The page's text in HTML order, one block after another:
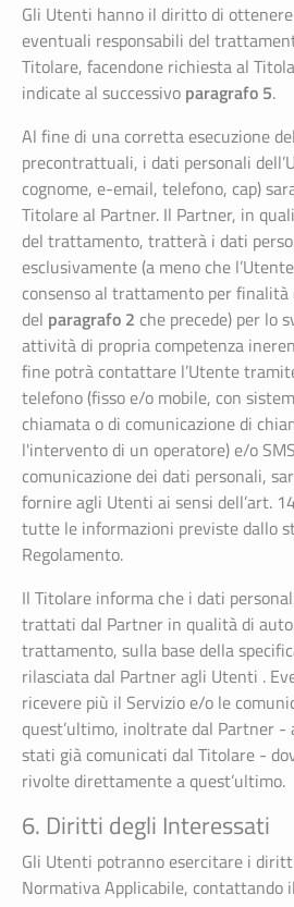
Gli Utenti hanno il diritto di
eventuali responsabili del
Titolare, facendone richiesta al
indicate al successivo paragrafo 5.
Al fine di una corretta esecuzione
precontrattuali, i dati personali
cognome, e-email, telefono, cap)
Titolare al Partner. Il Partner, in
del trattamento, tratterà i dati
esclusivamente (a meno che
consenso al trattamento per
del paragrafo 2 che precede) per lo
attività di propria competenza
fine potrà contattare l’Utente
telefono (fisso e/o mobile, con
chiamata o di comunicazione di
l'intervento di un operatore) e/o
comunicazione dei dati personali,
fornire agli Utenti ai sensi dell’art.
tutte le informazioni previste dallo
Regolamento.
Il Titolare informa che i dati
trattati dal Partner in qualità di
trattamento, sulla base della
rilasciata dal Partner agli Utenti .
ricevere più il Servizio e/o le
quest’ultimo, inoltrate dal Partner -
stati già comunicati dal Titolare -
rivolte direttamente a quest’ultimo.
6. Diritti degli Interessati
Gli Utenti potranno esercitare i
Normativa Applicabile, contattando